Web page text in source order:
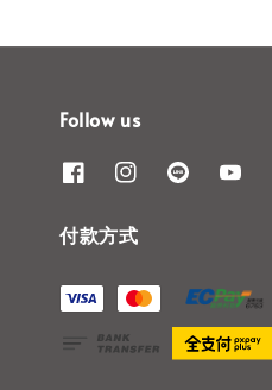
Follow us
付款方式